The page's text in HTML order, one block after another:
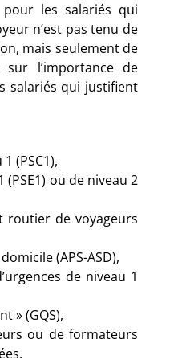
pour les salariés qui
n’est pas tenu de
mais seulement de
l’importance de
salariés qui justifient
(PSC1),
ou de niveau 2
routier de voyageurs
(APS-ASD),
de niveau 1
» (GQS),
ou de formateurs